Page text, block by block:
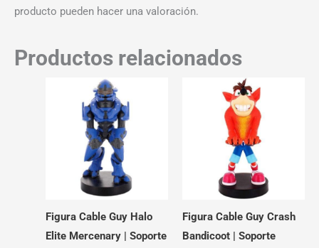
producto pueden hacer una valoración.
Productos relacionados
Figura Cable Guy Halo
Elite Mercenary | Soporte
Figura Cable Guy Crash
Bandicoot | Soporte